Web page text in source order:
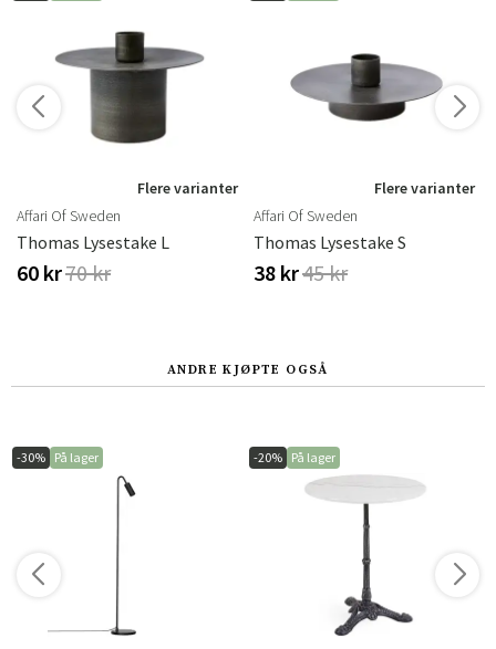
Flere varianter
Affari Of Sweden
Thomas Lysestake L
60 kr70 kr
Flere varianter
Affari Of Sweden
Thomas Lysestake S
38 kr45 kr
ANDRE KJØPTE OGSÅ
-30% På lager -20% På lager